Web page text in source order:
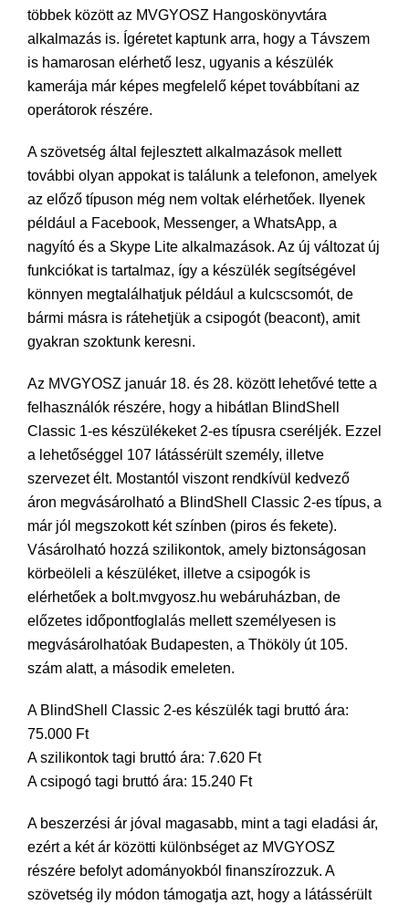
többek között az MVGYOSZ Hangoskönyvtára
alkalmazás is. Ígéretet kaptunk arra, hogy a Távszem
is hamarosan elérhető lesz, ugyanis a készülék
kamerája már képes megfelelő képet továbbítani az
operátorok részére.
A szövetség által fejlesztett alkalmazások mellett
további olyan appokat is találunk a telefonon, amelyek
az előző típuson még nem voltak elérhetőek. Ilyenek
például a Facebook, Messenger, a WhatsApp, a
nagyító és a Skype Lite alkalmazások. Az új változat új
funkciókat is tartalmaz, így a készülék segítségével
könnyen megtalálhatjuk például a kulcscsomót, de
bármi másra is rátehetjük a csipogót (beacont), amit
gyakran szoktunk keresni.
Az MVGYOSZ január 18. és 28. között lehetővé tette a
felhasználók részére, hogy a hibátlan BlindShell
Classic 1-es készülékeket 2-es típusra cseréljék. Ezzel
a lehetőséggel 107 látássérült személy, illetve
szervezet élt. Mostantól viszont rendkívül kedvező
áron megvásárolható a BlindShell Classic 2-es típus, a
már jól megszokott két színben (piros és fekete).
Vásárolható hozzá szilikontok, amely biztonságosan
körbeöleli a készüléket, illetve a csipogók is
elérhetőek a bolt.mvgyosz.hu webáruházban, de
előzetes időpontfoglalás mellett személyesen is
megvásárolhatóak Budapesten, a Thököly út 105.
szám alatt, a második emeleten.
A BlindShell Classic 2-es készülék tagi bruttó ára:
75.000 Ft
A szilikontok tagi bruttó ára: 7.620 Ft
A csipogó tagi bruttó ára: 15.240 Ft
A beszerzési ár jóval magasabb, mint a tagi eladási ár,
ezért a két ár közötti különbséget az MVGYOSZ
részére befolyt adományokból finanszírozzuk. A
szövetség ily módon támogatja azt, hogy a látássérült